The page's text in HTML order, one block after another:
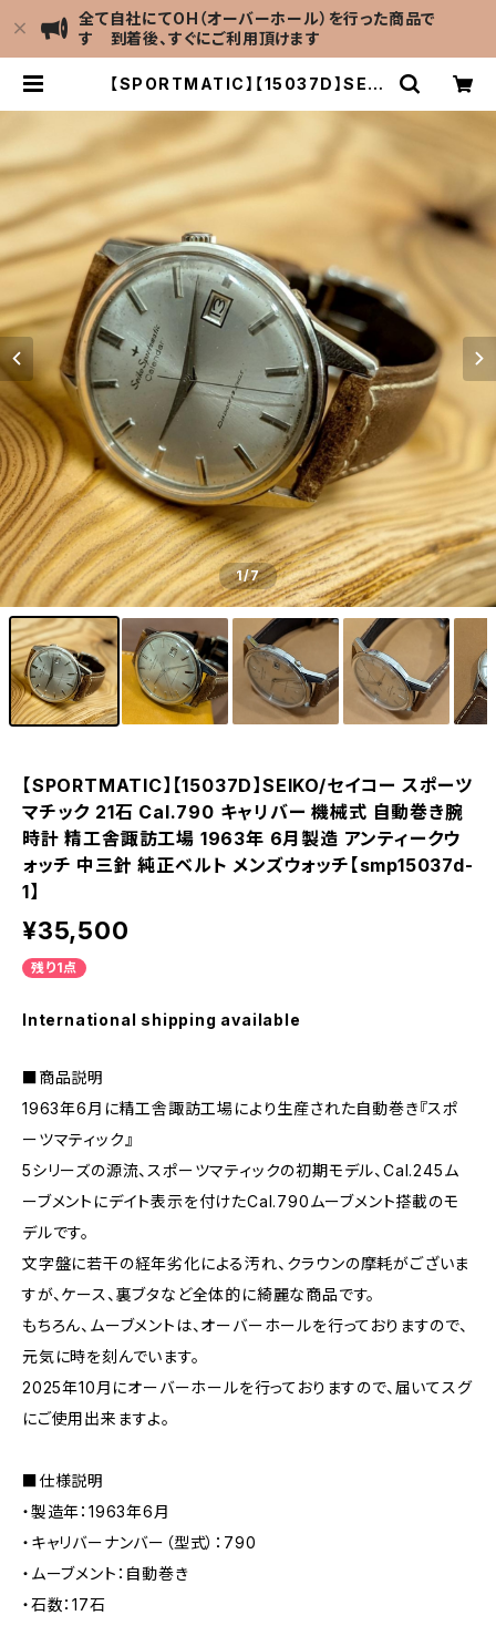
全て自社にてOH（オーバーホール）を行った商品で
す 到着後、すぐにご利用頂けます
【SPORTMATIC】【15037D】SEIK
al.790 キャリバー 機械式 自動巻き
腕時計 精工舎諏訪工場 1963年 6月
製造 アンティークウォッチ 中三針 純
正ベルト メンズウォッチ【smp1503
7d-1】 | LEVEL7 Antique Watch
1/7
【SPORTMATIC】【15037D】SEIKO/セイコー スポーツ
マチック 21石 Cal.790 キャリバー 機械式 自動巻き腕
時計 精工舎諏訪工場 1963年 6月製造 アンティークウ
ォッチ 中三針 純正ベルト メンズウォッチ【smp15037d-
1】
¥35,500
残り1点
International shipping available
■商品説明
1963年6月に精工舎諏訪工場により生産された自動巻き『スポ
ーツマティック』
5シリーズの源流、スポーツマティックの初期モデル、Cal.245ム
ーブメントにデイト表示を付けたCal.790ムーブメント搭載のモ
デルです。
文字盤に若干の経年劣化による汚れ、クラウンの摩耗がございま
すが、ケース、裏ブタなど全体的に綺麗な商品です。
もちろん、ムーブメントは、オーバーホールを行っておりますので、
元気に時を刻んでいます。
2025年10月にオーバーホールを行っておりますので、届いてスグ
にご使用出来ますよ。
■仕様説明
・製造年：1963年6月
・キャリバーナンバー（型式）：790
・ムーブメント：自動巻き
・石数：17石